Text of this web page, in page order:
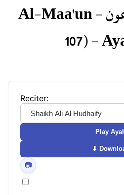
Al-Maa'un-
107) -
Reciter:
Play
⬇
📷